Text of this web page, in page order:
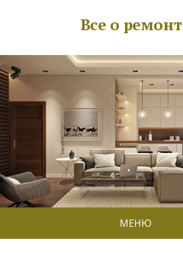
Все о
МЕНЮ